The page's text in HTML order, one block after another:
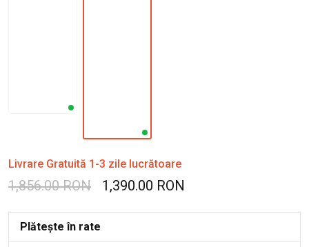
Livrare Gratuită 1-3 zile lucrătoare
1,856.00 RON 1,390.00 RON
Plătește în rate